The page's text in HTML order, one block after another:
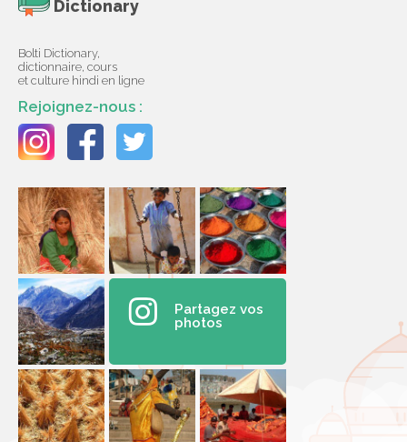
Dictionary
Bolti Dictionary,
dictionnaire, cours
et culture hindi en ligne
Rejoignez-nous :
Partagez vos
photos